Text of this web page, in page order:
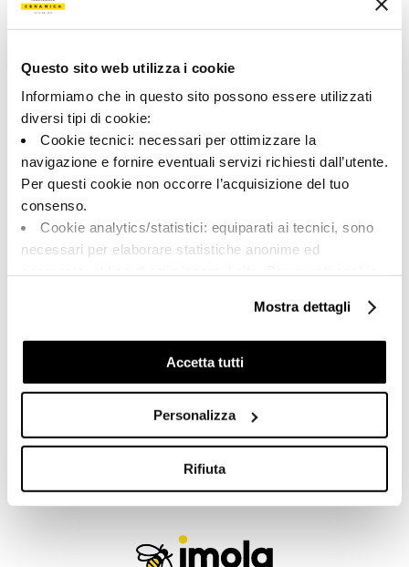
Questo sito web utilizza i cookie
Informiamo che in questo sito possono essere utilizzati
diversi tipi di cookie:
Cookie tecnici: necessari per ottimizzare la
navigazione e fornire eventuali servizi richiesti dall’utente.
Per questi cookie non occorre l’acquisizione del tuo
consenso.
Cookie analytics/statistici: equiparati ai tecnici, sono
necessari per elaborare statistiche anonime ed
Cookie di profilazione/marketing: sono utilizzati, solo
previo tuo consenso, per esaminare le tue abitudini di
navigazione e mostrarti quindi avvisi pubblicitari mirati, in
linea con le tue preferenze.
cookie di profilazione, selezionando uno dei bottoni sotto
riportati. Puoi avere maggiori dettagli visionando
l’Informativa estesa cookie. La chiusura del presente
banner comporterà il permanere dei soli cookie tecnici ed
comunque modificare le tue scelte in qualsiasi momento,
accedendo al link presente nel footer.
Mostra dettagli
Accetta tutti
Personalizza
Rifiuta
182184 | A.UP6 12NO RM
Collection
00791
Noisette
Catégorie:
Fond
Format:
naturel
Aspect superficiel:
mat
Stonalisation:
Share: